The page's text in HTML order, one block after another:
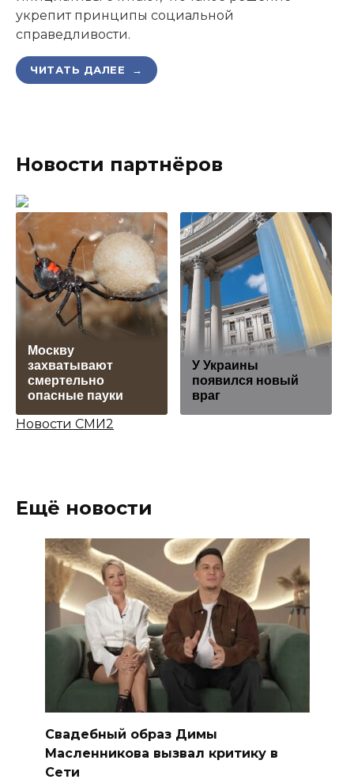
укрепит принципы социальной
справедливости.
ЧИТАТЬ ДАЛЕЕ →
Новости партнёров
Москву
захватывают
смертельно
опасные пауки
У Украины
появился новый
враг
Новости СМИ2
Ещё новости
Свадебный образ Димы
Масленникова вызвал критику в
Сети